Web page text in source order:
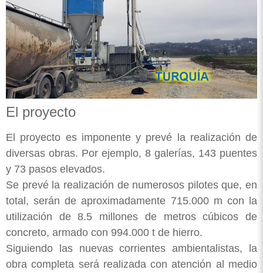
El proyecto
El proyecto es imponente y prevé la realización de
diversas obras. Por ejemplo, 8 galerías, 143 puentes
y 73 pasos elevados.
Se prevé la realización de numerosos pilotes que, en
total, serán de aproximadamente 715.000 m con la
utilización de 8.5 millones de metros cúbicos de
concreto, armado con 994.000 t de hierro.
Siguiendo las nuevas corrientes ambientalistas, la
obra completa será realizada con atención al medio